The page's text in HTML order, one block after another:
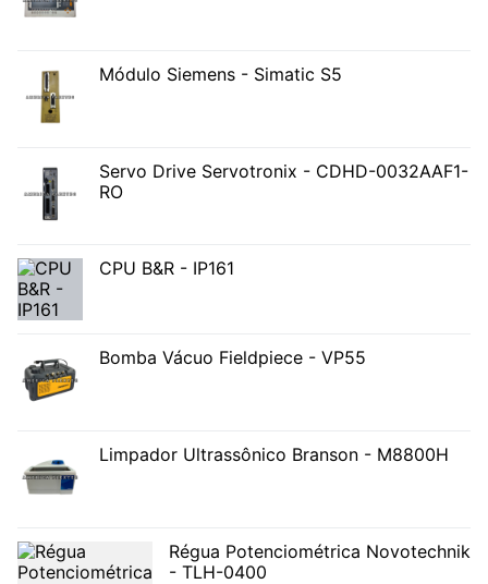
Módulo Siemens - Simatic S5
Servo Drive Servotronix - CDHD-0032AAF1-
RO
CPU B&R - IP161
Bomba Vácuo Fieldpiece - VP55
Limpador Ultrassônico Branson - M8800H
Régua Potenciométrica Novotechnik
- TLH-0400